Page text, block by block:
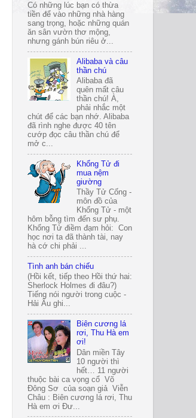
Có những lúc bạn có thừa
tiền để vào những nhà hàng
sang trọng, hoặc những quán
ăn sân vườn thơ mộng,
nhưng gánh bún riêu ở...
Alibaba và câu
thần chú
Alibaba đã
quên mất câu
thần chú! À,
phải nhắc một
chút để các bạn nhớ. Alibaba
đã rình nghe được 40 tên
cướp đọc câu thần chú để
mở c...
Khổng Tử đi
mua nệm
giường
Thầy Tử Cống -
môn đồ của
Khổng Tử - một
hôm bỗng tìm đến sư phụ.
Khổng Tử điềm đạm hỏi: Con
học nơi ta đã thành tài, nay
hà cớ chi phải ...
Tình anh bán chiếu
(Hồi kết, tiếp theo Hồi thứ hai:
Sherlock Holmes đi đâu?)
Tiếng nói người trong cuộc -
Hải Âu ghi...
Biên cương lá
rơi, Thu Hà em
ơi!
Dân miền Tây
10 người thì
hết… 11 người
thuộc bài ca vọng cổ Võ
Đông Sơ của soạn giả Viễn
Châu : Biên cương lá rơi, Thu
Hà em ơi Đư...